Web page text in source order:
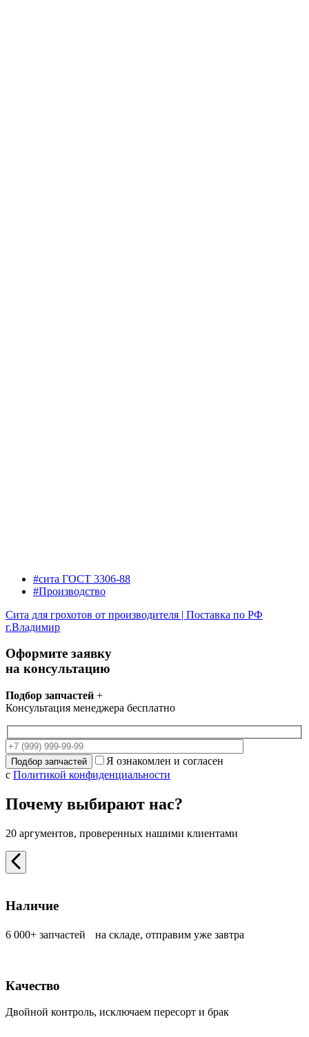
#сита ГОСТ 3306-88
#Производство
Сита для грохотов от производителя | Поставка по РФ
г.Владимир
Оформите заявку
на консультацию
Подбор запчастей +
Консультация менеджера бесплатно
Я ознакомлен и согласен
с Политикой конфиденциальности
Почему выбирают нас?
20 аргументов, проверенных нашими клиентами
Наличие
6 000+ запчастей на складе, отправим уже завтра
Качество
Двойной контроль, исключаем пересорт и брак